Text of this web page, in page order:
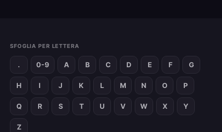
SFOGLIA PER LETTERA
. 0-9 A B C D E F G
H I J K L M N O P
Q R S T U V W X Y
Z